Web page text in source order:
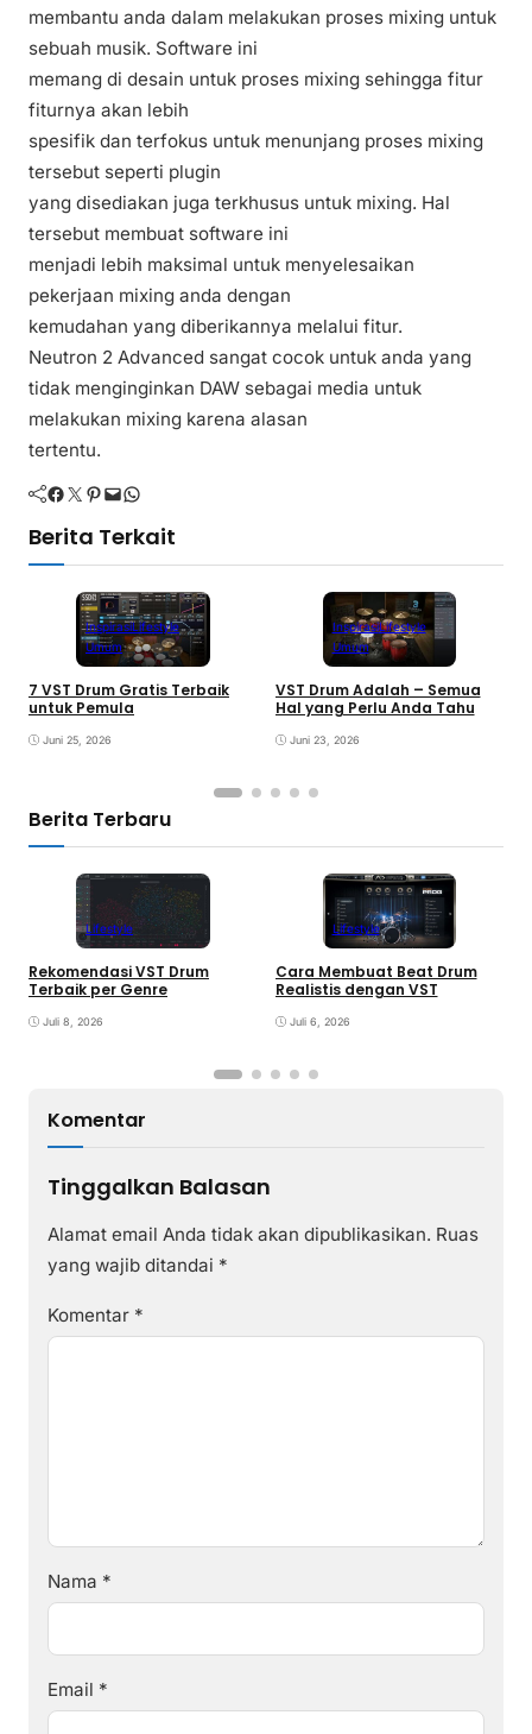
membantu anda dalam melakukan proses mixing untuk
sebuah musik. Software ini
memang di desain untuk proses mixing sehingga fitur
fiturnya akan lebih
spesifik dan terfokus untuk menunjang proses mixing
tersebut seperti plugin
yang disediakan juga terkhusus untuk mixing. Hal
tersebut membuat software ini
menjadi lebih maksimal untuk menyelesaikan
pekerjaan mixing anda dengan
kemudahan yang diberikannya melalui fitur.
Neutron 2 Advanced sangat cocok untuk anda yang
tidak menginginkan DAW sebagai media untuk
melakukan mixing karena alasan
tertentu.
Facebook Twitter Pinterest Mail WhatsApp
Berita Terkait
InspirasiLifestyle
Umum
7 VST Drum Gratis Terbaik
untuk Pemula
Juni 25, 2026
InspirasiLifestyle
Umum
VST Drum Adalah – Semua
Hal yang Perlu Anda Tahu
Juni 23, 2026
Berita Terbaru
Lifestyle
Rekomendasi VST Drum
Terbaik per Genre
Juli 8, 2026
Lifestyle
Cara Membuat Beat Drum
Realistis dengan VST
Juli 6, 2026
Komentar
Tinggalkan Balasan
Alamat email Anda tidak akan dipublikasikan. Ruas
yang wajib ditandai *
Komentar *
Nama *
Email *